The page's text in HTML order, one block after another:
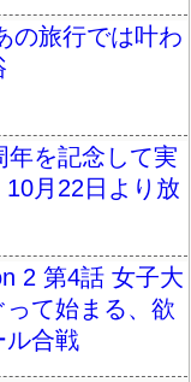
の旅行では叶わ
年を記念して実
月22日より放
2 第4話 女子大
て始まる、欲
ル合戦